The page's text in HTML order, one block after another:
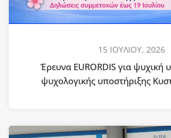
15 ΙΟΥΛΙΟΥ, 2026
Έρευνα EURORDIS για ψυχική
ψυχολογικής υποστήριξης